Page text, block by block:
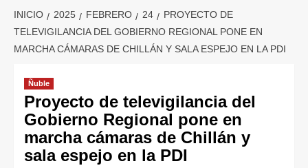
INICIO 2025 FEBRERO 24
PROYECTO DE
TELEVIGILANCIA DEL GOBIERNO REGIONAL PONE EN
MARCHA CÁMARAS DE CHILLÁN Y SALA ESPEJO EN LA PDI
Ñuble
Proyecto de televigilancia del
Gobierno Regional pone en
marcha cámaras de Chillán y
sala espejo en la PDI